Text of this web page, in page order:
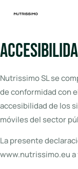
Nutrissimo SL se
de conformidad con
accesibilidad de los
móviles del sector
La presente
www.nutrissimo.eu a